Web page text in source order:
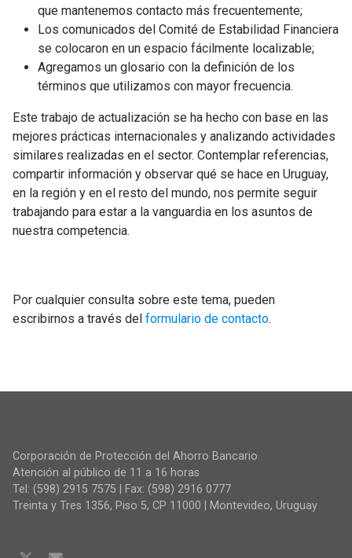
que mantenemos contacto más frecuentemente;
Los comunicados del Comité de Estabilidad Financiera
se colocaron en un espacio fácilmente localizable;
Agregamos un glosario con la definición de los
términos que utilizamos con mayor frecuencia.
Este trabajo de actualización se ha hecho con base en las
mejores prácticas internacionales y analizando actividades
similares realizadas en el sector. Contemplar referencias,
compartir información y observar qué se hace en Uruguay,
en la región y en el resto del mundo, nos permite seguir
trabajando para estar a la vanguardia en los asuntos de
nuestra competencia.
Por cualquier consulta sobre este tema, pueden
escribirnos a través del formulario de contacto.
Corporación de Protección del Ahorro Bancario
Atención al público de 11 a 16 horas
Tel: (598) 2915 7575 | Fax: (598) 2916 0777
Treinta y Tres 1356, Piso 5, CP 11000 | Montevideo, Uruguay